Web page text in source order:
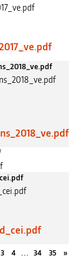
3 4 … 34 35 »